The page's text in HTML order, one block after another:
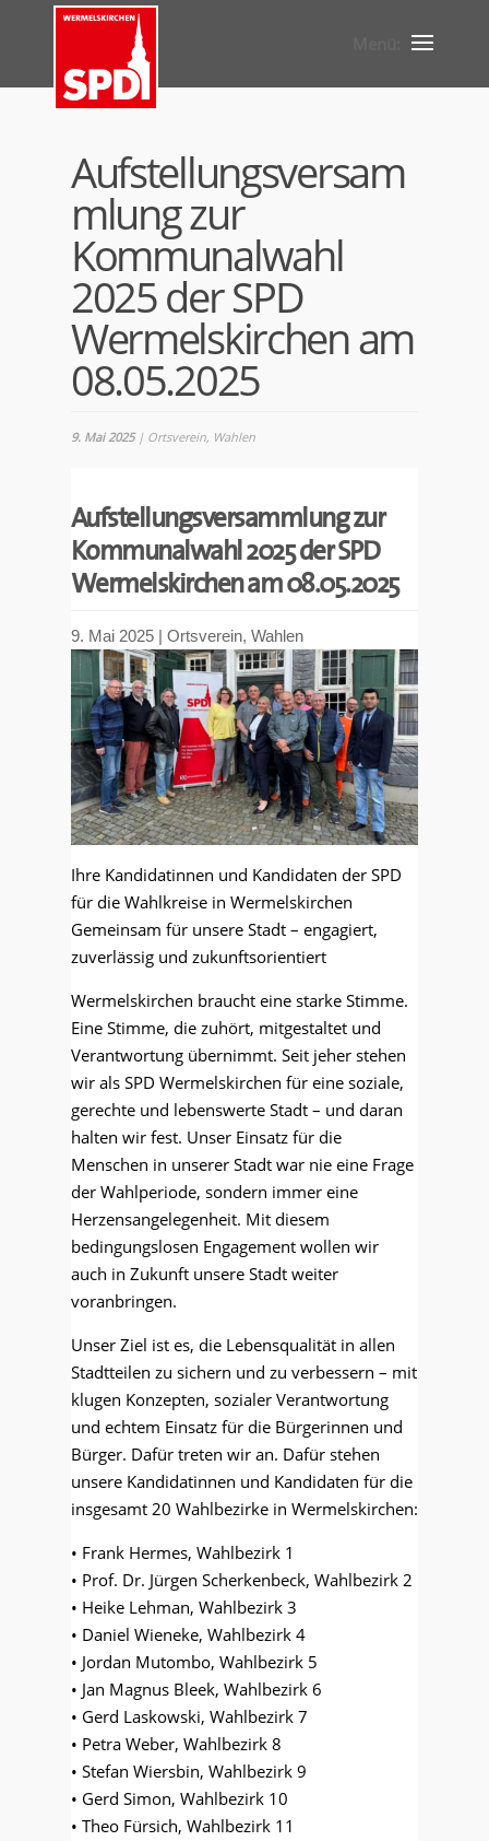
Aufstellungsversam
mlung zur
Kommunalwahl
2025 der SPD
Wermelskirchen am
08.05.2025
9. Mai 2025| Ortsverein, Wahlen
Aufstellungsversammlung zur
Kommunalwahl 2025 der SPD
Wermelskirchen am 08.05.2025
9. Mai 2025| Ortsverein, Wahlen
Ihre Kandidatinnen und Kandidaten der SPD
für die Wahlkreise in Wermelskirchen
Gemeinsam für unsere Stadt – engagiert,
zuverlässig und zukunftsorientiert
Wermelskirchen braucht eine starke Stimme.
Eine Stimme, die zuhört, mitgestaltet und
Verantwortung übernimmt. Seit jeher stehen
wir als SPD Wermelskirchen für eine soziale,
gerechte und lebenswerte Stadt – und daran
halten wir fest. Unser Einsatz für die
Menschen in unserer Stadt war nie eine Frage
der Wahlperiode, sondern immer eine
Herzensangelegenheit. Mit diesem
bedingungslosen Engagement wollen wir
auch in Zukunft unsere Stadt weiter
voranbringen.
Unser Ziel ist es, die Lebensqualität in allen
Stadtteilen zu sichern und zu verbessern – mit
klugen Konzepten, sozialer Verantwortung
und echtem Einsatz für die Bürgerinnen und
Bürger. Dafür treten wir an. Dafür stehen
unsere Kandidatinnen und Kandidaten für die
insgesamt 20 Wahlbezirke in Wermelskirchen:
• Frank Hermes, Wahlbezirk 1
• Prof. Dr. Jürgen Scherkenbeck, Wahlbezirk 2
• Heike Lehman, Wahlbezirk 3
• Daniel Wieneke, Wahlbezirk 4
• Jordan Mutombo, Wahlbezirk 5
• Jan Magnus Bleek, Wahlbezirk 6
• Gerd Laskowski, Wahlbezirk 7
• Petra Weber, Wahlbezirk 8
• Stefan Wiersbin, Wahlbezirk 9
• Gerd Simon, Wahlbezirk 10
• Theo Fürsich, Wahlbezirk 11